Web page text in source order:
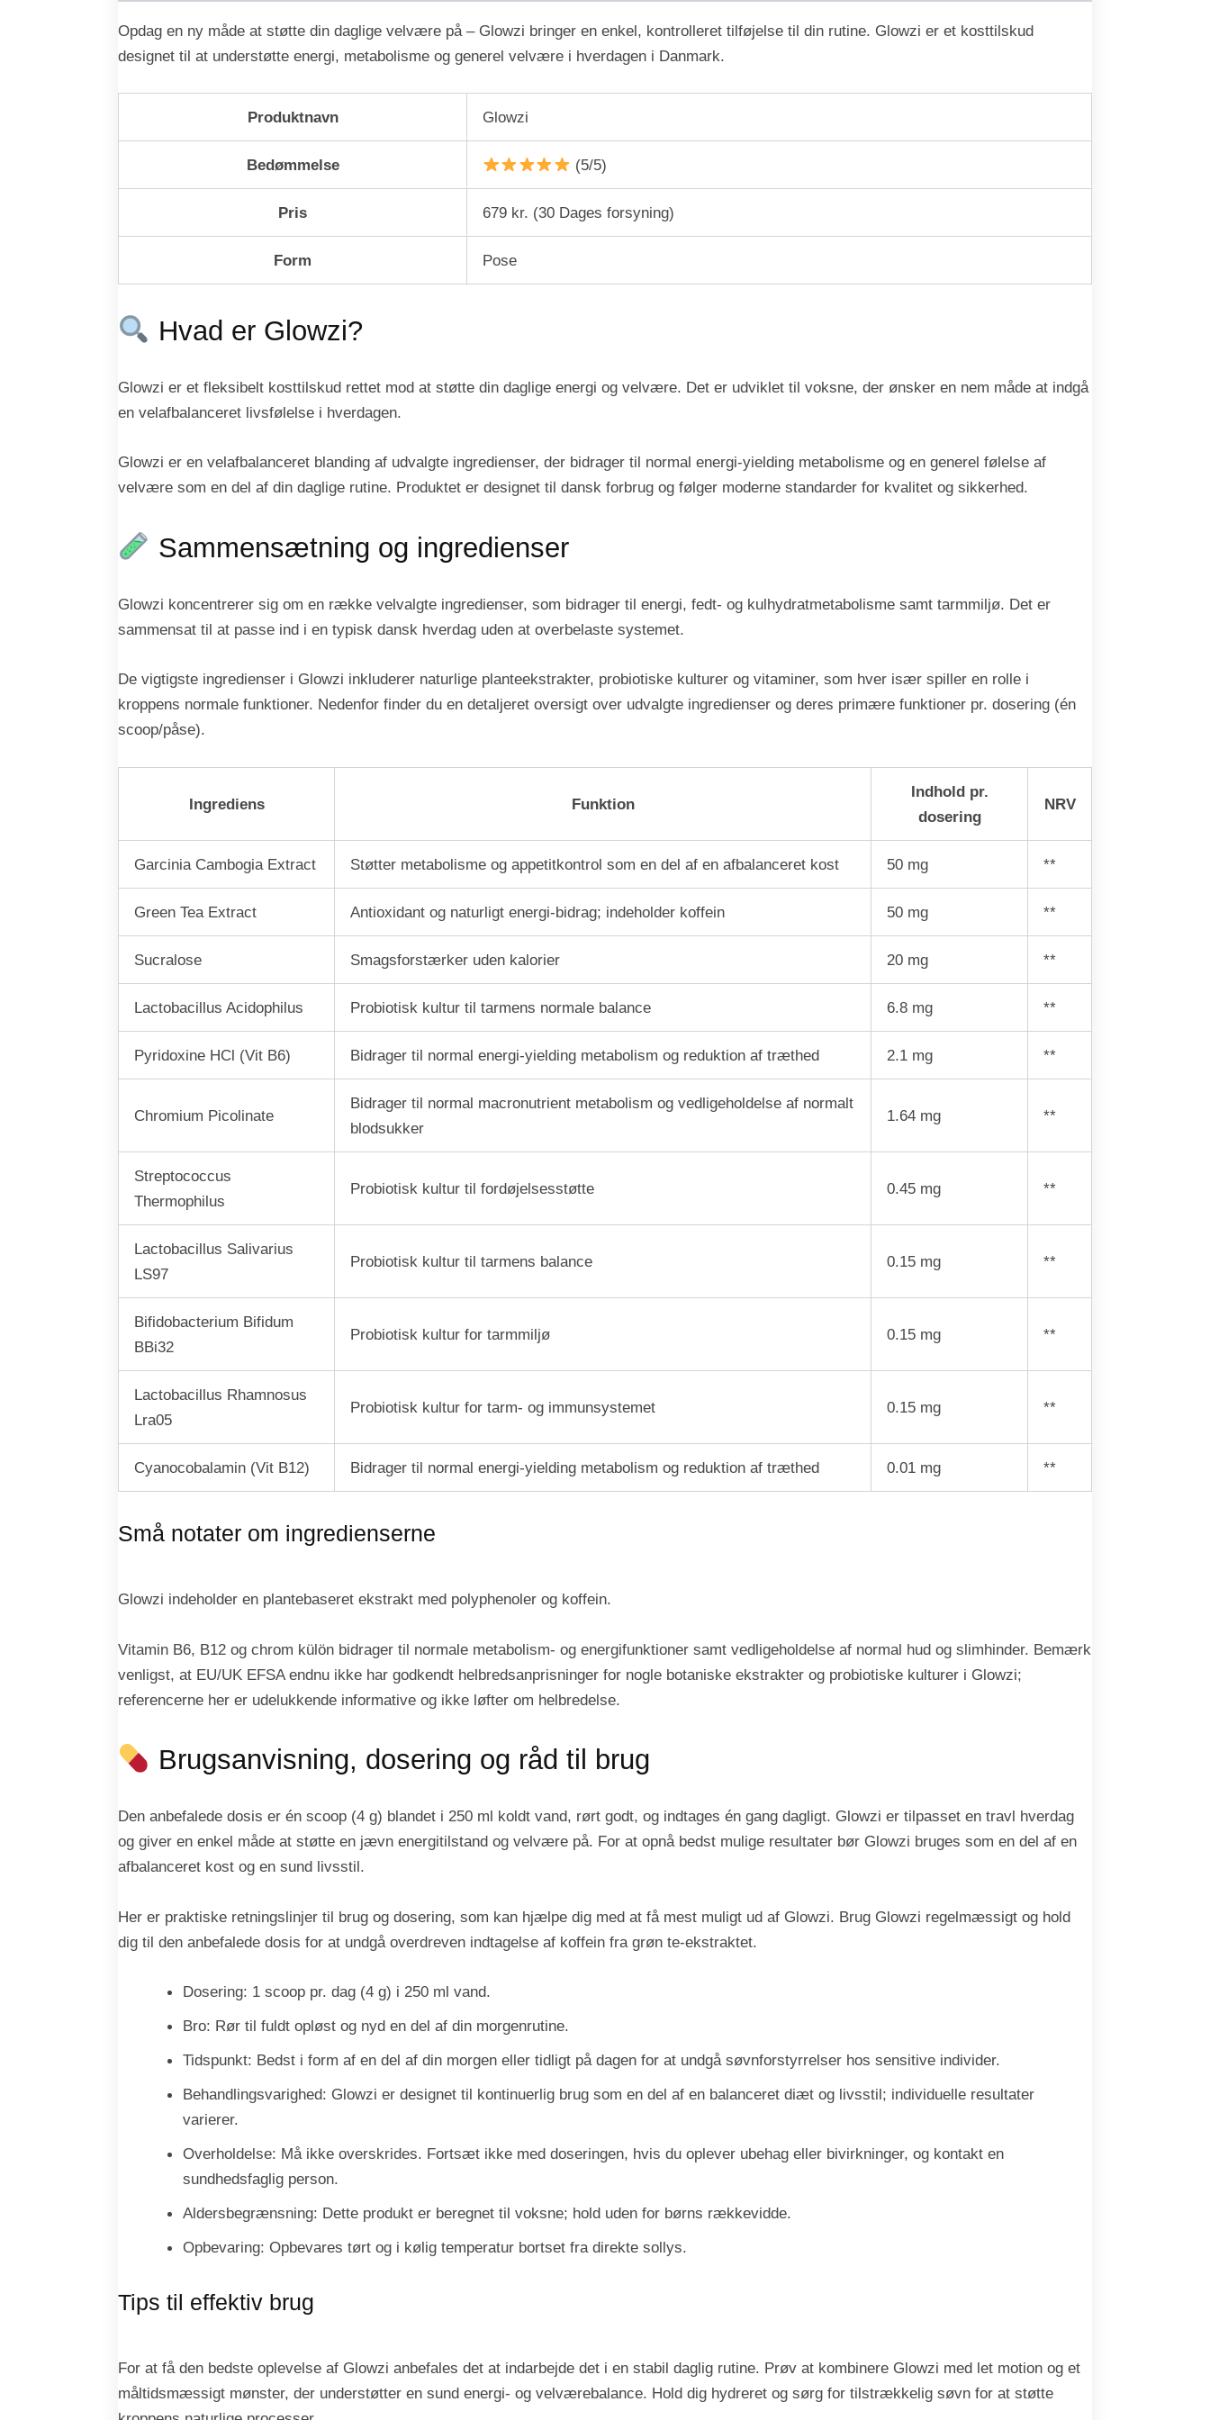
Opdag en ny måde at støtte din daglige velvære på – Glowzi bringer en enkel, kontrolleret tilføjelse til din rutine. Glowzi er et kosttilskud
designet til at understøtte energi, metabolisme og generel velvære i hverdagen i Danmark.
Produktnavn Glowzi
Bedømmelse (5/5)
Pris 679 kr. (30 Dages forsyning)
Form Pose
Hvad er Glowzi?
Glowzi er et fleksibelt kosttilskud rettet mod at støtte din daglige energi og velvære. Det er udviklet til voksne, der ønsker en nem måde at indgå
en velafbalanceret livsfølelse i hverdagen.
Glowzi er en velafbalanceret blanding af udvalgte ingredienser, der bidrager til normal energi-yielding metabolisme og en generel følelse af
velvære som en del af din daglige rutine. Produktet er designet til dansk forbrug og følger moderne standarder for kvalitet og sikkerhed.
Sammensætning og ingredienser
Glowzi koncentrerer sig om en række velvalgte ingredienser, som bidrager til energi, fedt- og kulhydratmetabolisme samt tarmmiljø. Det er
sammensat til at passe ind i en typisk dansk hverdag uden at overbelaste systemet.
De vigtigste ingredienser i Glowzi inkluderer naturlige planteekstrakter, probiotiske kulturer og vitaminer, som hver især spiller en rolle i
kroppens normale funktioner. Nedenfor finder du en detaljeret oversigt over udvalgte ingredienser og deres primære funktioner pr. dosering (én
scoop/påse).
Ingrediens Funktion
Indhold pr.
dosering
NRV
Garcinia Cambogia Extract Støtter metabolisme og appetitkontrol som en del af en afbalanceret kost 50 mg **
Green Tea Extract Antioxidant og naturligt energi-bidrag; indeholder koffein 50 mg **
Sucralose Smagsforstærker uden kalorier 20 mg **
Lactobacillus Acidophilus Probiotisk kultur til tarmens normale balance 6.8 mg **
Pyridoxine HCl (Vit B6) Bidrager til normal energi-yielding metabolism og reduktion af træthed 2.1 mg **
Chromium Picolinate
Bidrager til normal macronutrient metabolism og vedligeholdelse af normalt
blodsukker
1.64 mg **
Streptococcus
Thermophilus
Probiotisk kultur til fordøjelsesstøtte 0.45 mg **
Lactobacillus Salivarius
LS97
Probiotisk kultur til tarmens balance 0.15 mg **
Bifidobacterium Bifidum
BBi32
Probiotisk kultur for tarmmiljø 0.15 mg **
Lactobacillus Rhamnosus
Lra05
Probiotisk kultur for tarm- og immunsystemet 0.15 mg **
Cyanocobalamin (Vit B12) Bidrager til normal energi-yielding metabolism og reduktion af træthed 0.01 mg **
Små notater om ingredienserne
Glowzi indeholder en plantebaseret ekstrakt med polyphenoler og koffein.
Vitamin B6, B12 og chrom külön bidrager til normale metabolism- og energifunktioner samt vedligeholdelse af normal hud og slimhinder. Bemærk
venligst, at EU/UK EFSA endnu ikke har godkendt helbredsanprisninger for nogle botaniske ekstrakter og probiotiske kulturer i Glowzi;
referencerne her er udelukkende informative og ikke løfter om helbredelse.
Brugsanvisning, dosering og råd til brug
Den anbefalede dosis er én scoop (4 g) blandet i 250 ml koldt vand, rørt godt, og indtages én gang dagligt. Glowzi er tilpasset en travl hverdag
og giver en enkel måde at støtte en jævn energitilstand og velvære på. For at opnå bedst mulige resultater bør Glowzi bruges som en del af en
afbalanceret kost og en sund livsstil.
Her er praktiske retningslinjer til brug og dosering, som kan hjælpe dig med at få mest muligt ud af Glowzi. Brug Glowzi regelmæssigt og hold
dig til den anbefalede dosis for at undgå overdreven indtagelse af koffein fra grøn te-ekstraktet.
Dosering: 1 scoop pr. dag (4 g) i 250 ml vand.
Bro: Rør til fuldt opløst og nyd en del af din morgenrutine.
Tidspunkt: Bedst i form af en del af din morgen eller tidligt på dagen for at undgå søvnforstyrrelser hos sensitive individer.
Behandlingsvarighed: Glowzi er designet til kontinuerlig brug som en del af en balanceret diæt og livsstil; individuelle resultater
varierer.
Overholdelse: Må ikke overskrides. Fortsæt ikke med doseringen, hvis du oplever ubehag eller bivirkninger, og kontakt en
sundhedsfaglig person.
Aldersbegrænsning: Dette produkt er beregnet til voksne; hold uden for børns rækkevidde.
Opbevaring: Opbevares tørt og i kølig temperatur bortset fra direkte sollys.
Tips til effektiv brug
For at få den bedste oplevelse af Glowzi anbefales det at indarbejde det i en stabil daglig rutine. Prøv at kombinere Glowzi med let motion og et
måltidsmæssigt mønster, der understøtter en sund energi- og velværebalance. Hold dig hydreret og sørg for tilstrækkelig søvn for at støtte